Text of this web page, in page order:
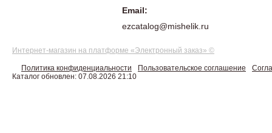
Email:
ezcatalog@mishelik.ru
Интернет-магазин на платформе «Электронный заказ» ©
Политика конфиденциальности Пользовательское соглашение
Каталог обновлен: 07.08.2026 21:10